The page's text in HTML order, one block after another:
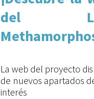
del
La web del proyecto
de nuevos apartados
interés